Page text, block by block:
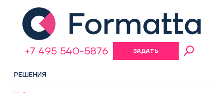
РЕШЕНИЯ
+7 495 540-5876 ЗАДАТЬ